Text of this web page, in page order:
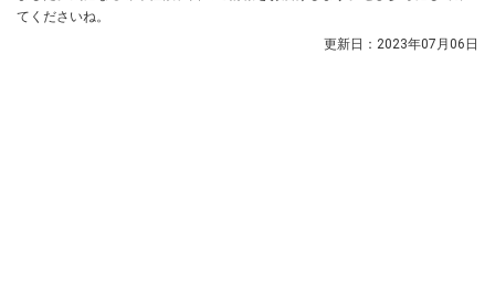
てくださいね。
更新日： 2023年07月06日